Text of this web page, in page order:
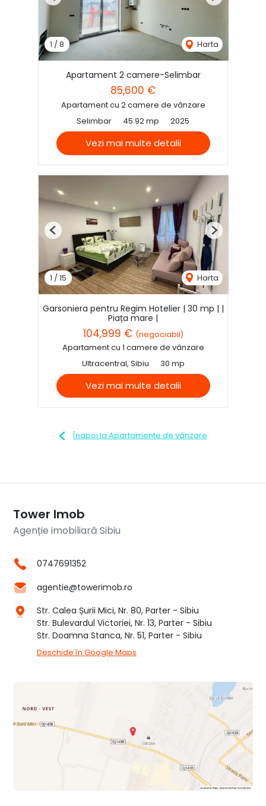
1 /8 Harta
Apartament 2 camere-Selimbar
85,600 €
Apartament cu 2 camere de vânzare
Selimbar
45.92 mp 2025
Vezi mai multe detalii
1 /15 Harta
Previous Next
Garsoniera pentru Regim Hotelier | 30 mp | |
Piața mare |
104,999 € (negociabil)
Apartament cu 1 camere de vânzare
Ultracentral, Sibiu
30 mp
Vezi mai multe detalii
Înapoi la Apartamente de vânzare
Tower Imob
Agenție imobiliară Sibiu
0747691352
agentie@towerimob.ro
Str. Calea Șurii Mici, Nr. 80, Parter - Sibiu
Str. Bulevardul Victoriei, Nr. 13, Parter - Sibiu
Str. Doamna Stanca, Nr. 51, Parter - Sibiu
Deschide în Google Maps